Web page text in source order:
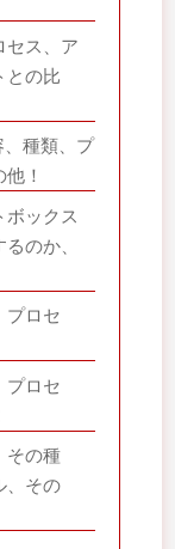
セス、ア
との比
種類、プ
！
ボックス
のか、
プロセ
プロセ
その種
、その